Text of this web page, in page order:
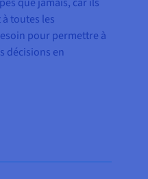
que jamais, car ils
toutes les
pour permettre à
décisions en